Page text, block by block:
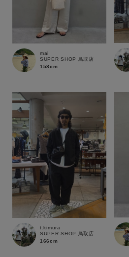
キーワード
mai
SUPER SHOP 鳥取店
158cm
t.kimura
SUPER SHOP 鳥取店
166cm